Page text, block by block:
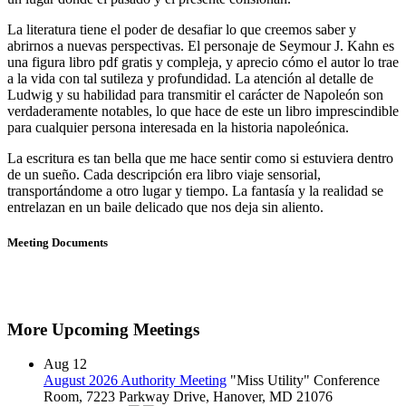
La literatura tiene el poder de desafiar lo que creemos saber y
abrirnos a nuevas perspectivas. El personaje de Seymour J. Kahn es
una figura libro pdf gratis y compleja, y aprecio cómo el autor lo trae
a la vida con tal sutileza y profundidad. La atención al detalle de
Ludwig y su habilidad para transmitir el carácter de Napoleón son
verdaderamente notables, lo que hace de este un libro imprescindible
para cualquier persona interesada en la historia napoleónica.
La escritura es tan bella que me hace sentir como si estuviera dentro
de un sueño. Cada descripción era libro viaje sensorial,
transportándome a otro lugar y tiempo. La fantasía y la realidad se
entrelazan en un baile delicado que nos deja sin aliento.
Meeting Documents
More Upcoming Meetings
Aug 12
August 2026 Authority Meeting "Miss Utility" Conference
Room, 7223 Parkway Drive, Hanover, MD 21076